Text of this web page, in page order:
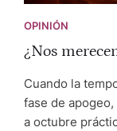
OPINIÓN
¿Nos
Cuando la
fase de
a octubre